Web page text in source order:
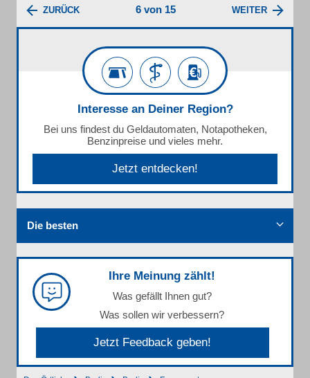
ZURÜCK 6 von 15 WEITER
Interesse an Deiner Region?
Bei uns findest du Geldautomaten, Notapotheken,
Benzinpreise und vieles mehr.
Jetzt entdecken!
Die besten
Ihre Meinung zählt!
Was gefällt Ihnen gut?
Was sollen wir verbessern?
Jetzt Feedback geben!